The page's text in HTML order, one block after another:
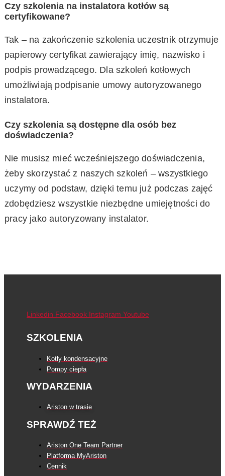
Czy szkolenia na instalatora kotłów są
certyfikowane?
Tak – na zakończenie szkolenia uczestnik otrzymuje
papierowy certyfikat zawierający imię, nazwisko i
podpis prowadzącego. Dla szkoleń kotłowych
umożliwiają podpisanie umowy autoryzowanego
instalatora.
Czy szkolenia są dostępne dla osób bez
doświadczenia?
Nie musisz mieć wcześniejszego doświadczenia,
żeby skorzystać z naszych szkoleń – wszystkiego
uczymy od podstaw, dzięki temu już podczas zajęć
zdobędziesz wszystkie niezbędne umiejętności do
pracy jako autoryzowany instalator.
Linkedin Facebook Instagram Youtube
SZKOLENIA
Kotły kondensacyjne
Pompy ciepła
WYDARZENIA
Ariston w trasie
SPRAWDŹ TEŻ
Ariston One Team Partner
Platforma MyAriston
Cennik